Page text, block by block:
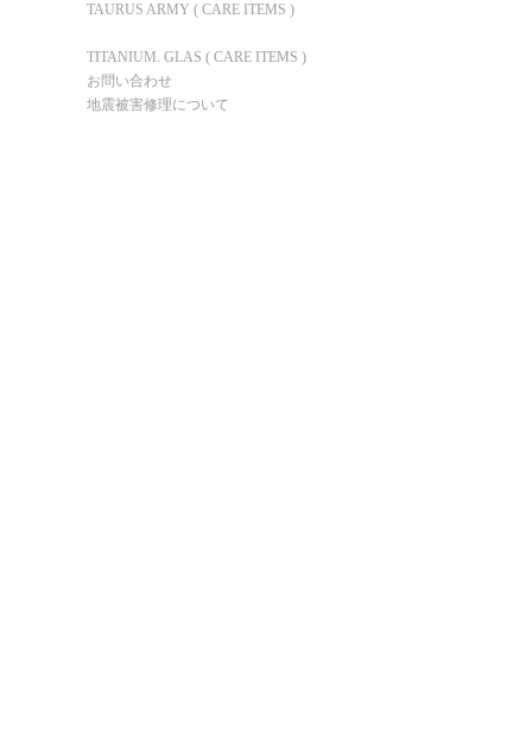
TAURUS ARMY ( CARE ITEMS )
TITANIUM. GLAS ( CARE ITEMS )
お問い合わせ
地震被害修理について